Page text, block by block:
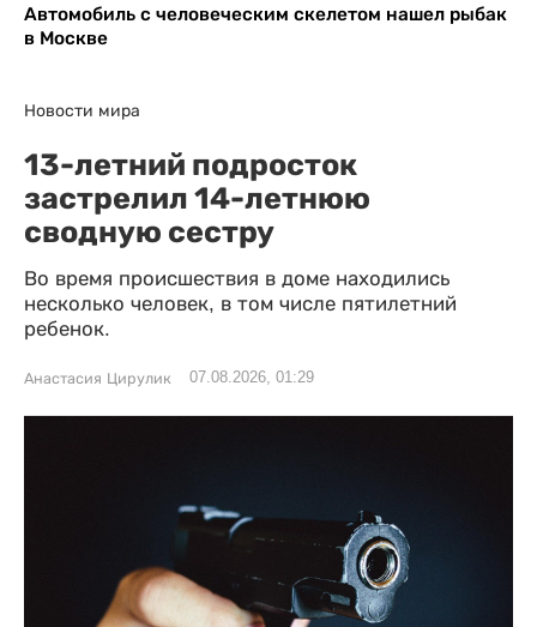
Автомобиль с человеческим скелетом нашел рыбак
в Москве
Новости мира
13-летний подросток
застрелил 14-летнюю
сводную сестру
Во время происшествия в доме находились
несколько человек, в том числе пятилетний
ребенок.
Анастасия Цирулик 07.08.2026, 01:29